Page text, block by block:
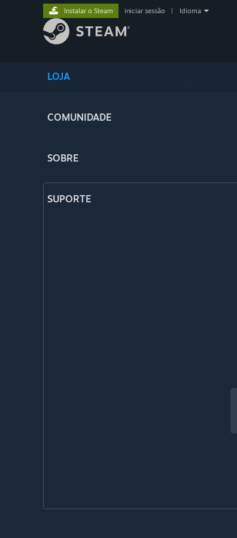
LOJA
COMUNIDADE
SOBRE
SUPORTE
Instalar o Steam iniciar sessão Idioma